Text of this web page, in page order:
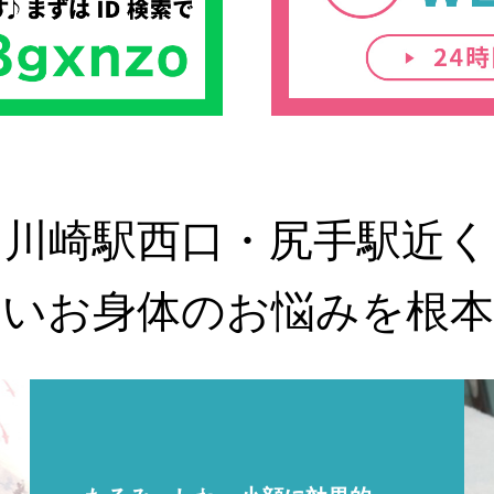
川崎駅西口・尻手駅近く
お身体のお悩みを根